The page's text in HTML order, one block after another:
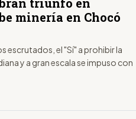
triunfo en
minería en Chocó
escrutados, el "Sí" a prohibir la
y a gran escala se impuso con